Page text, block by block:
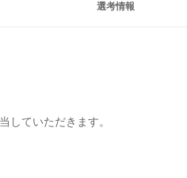
選考情報
していただきます。